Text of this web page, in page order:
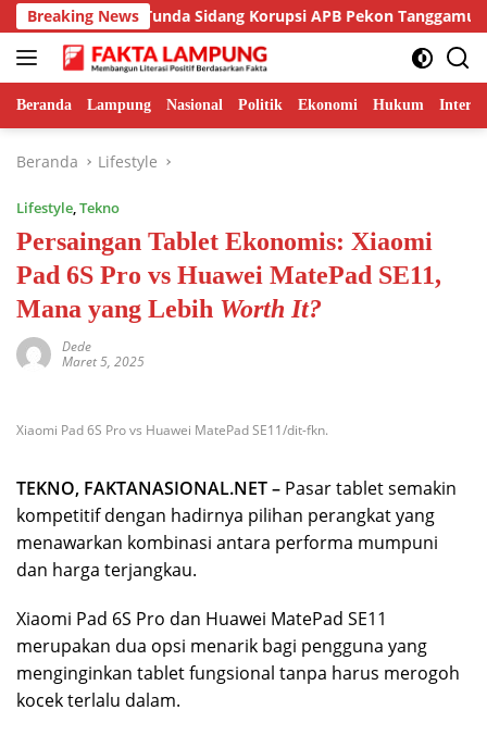
Langsung
ke
konten
Breaking News
Hakim Tunda Sidang Korupsi APB Pekon Tanggamus
Beranda Lampung Nasional Politik Ekonomi Hukum
Beranda Lifestyle
Lifestyle,Tekno
Persaingan Tablet Ekonomis: Xiaomi
Pad 6S Pro vs Huawei MatePad SE11,
Mana yang Lebih Worth It?
Dede
Maret 5, 2025
Xiaomi Pad 6S Pro vs Huawei MatePad SE11/dit-fkn.
TEKNO, FAKTANASIONAL.NET – Pasar tablet semakin
kompetitif dengan hadirnya pilihan perangkat yang
menawarkan kombinasi antara performa mumpuni
dan harga terjangkau.
Xiaomi Pad 6S Pro dan Huawei MatePad SE11
merupakan dua opsi menarik bagi pengguna yang
menginginkan tablet fungsional tanpa harus merogoh
kocek terlalu dalam.